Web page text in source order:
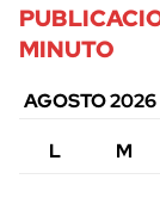
MINUTO
AGOSTO 2026
L
M